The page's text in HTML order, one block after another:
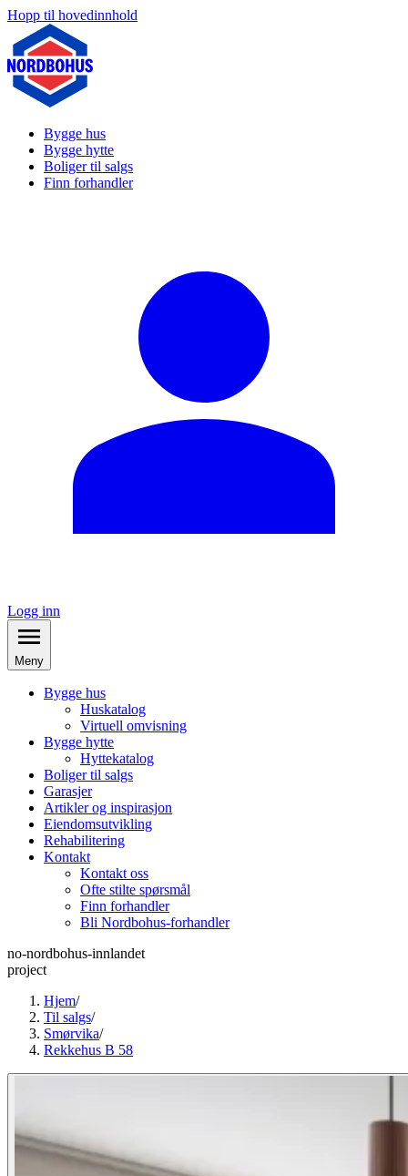
Hopp til hovedinnhold
Bygge hus
Bygge hytte
Boliger til salgs
Finn forhandler
Logg inn
Meny
Bygge hus
Huskatalog
Virtuell omvisning
Bygge hytte
Hyttekatalog
Boliger til salgs
Garasjer
Artikler og inspirasjon
Eiendomsutvikling
Rehabilitering
Kontakt
Kontakt oss
Ofte stilte spørsmål
Finn forhandler
Bli Nordbohus-forhandler
no-nordbohus-innlandet
project
Hjem/
Til salgs/
Smørvika/
Rekkehus B 58